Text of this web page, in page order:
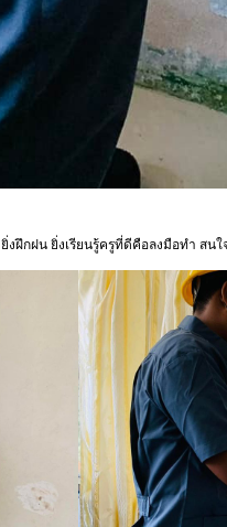
ยิ่งฝึกฝน ยิ่งเรียนรู้ครูที่ดีคือลงมือทำ สน